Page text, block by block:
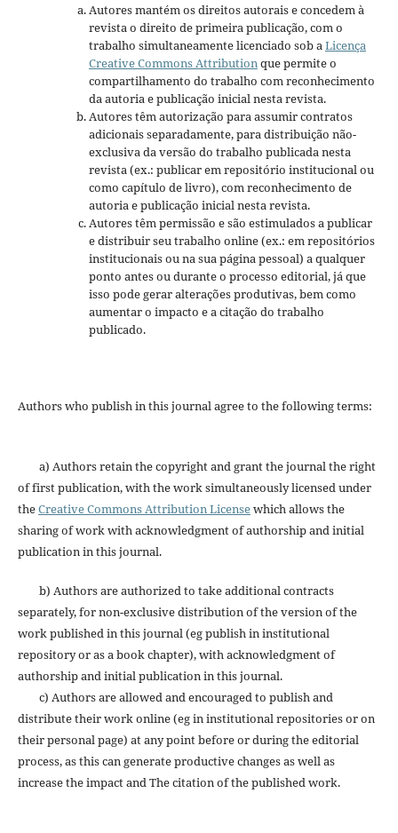
Autores mantém os direitos autorais e concedem à
revista o direito de primeira publicação, com o
trabalho simultaneamente licenciado sob a Licença
Creative Commons Attribution que permite o
compartilhamento do trabalho com reconhecimento
da autoria e publicação inicial nesta revista.
Autores têm autorização para assumir contratos
adicionais separadamente, para distribuição não-
exclusiva da versão do trabalho publicada nesta
revista (ex.: publicar em repositório institucional ou
como capítulo de livro), com reconhecimento de
autoria e publicação inicial nesta revista.
Autores têm permissão e são estimulados a publicar
e distribuir seu trabalho online (ex.: em repositórios
institucionais ou na sua página pessoal) a qualquer
ponto antes ou durante o processo editorial, já que
isso pode gerar alterações produtivas, bem como
aumentar o impacto e a citação do trabalho
publicado.
Authors who publish in this journal agree to the following terms:
a) Authors retain the copyright and grant the journal the right
of first publication, with the work simultaneously licensed under
theCreative Commons Attribution Licensewhich allows the
sharing of work with acknowledgment of authorship and initial
publication in this journal.
b) Authors are authorized to take additional contracts
separately, for non-exclusive distribution of the version of the
work published in this journal (eg publish in institutional
repository or as a book chapter), with acknowledgment of
authorship and initial publication in this journal.
c) Authors are allowed and encouraged to publish and
distribute their work online (eg in institutional repositories or on
their personal page) at any point before or during the editorial
process, as this can generate productive changes as well as
increase the impact and The citation of the published work.